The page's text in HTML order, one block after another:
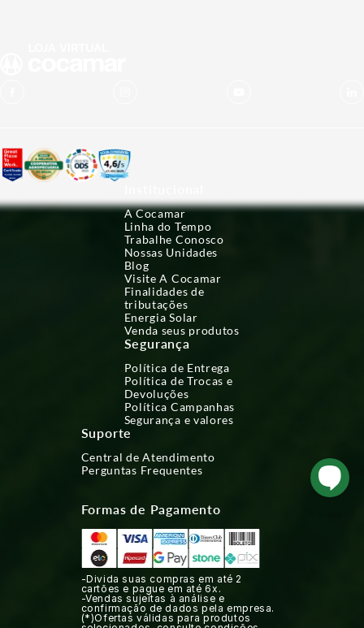
A Cocamar
Linha do Tempo
Trabalhe Conosco
Nossas Unidades
Blog
Visite A Cocamar
Finalidades de
tributações
Energia Solar
Venda seus produtos
Segurança
Política de Entrega
Política de Trocas e
Devoluções
Política Campanhas
Segurança e valores
Suporte
Central de Atendimento
Perguntas Frequentes
Formas de Pagamento
-Divida suas compras em até 2
cartões e pague em até 6x.
-Vendas sujeitas à análise e
confirmação de dados pela empresa.
(*)Ofertas válidas para produtos